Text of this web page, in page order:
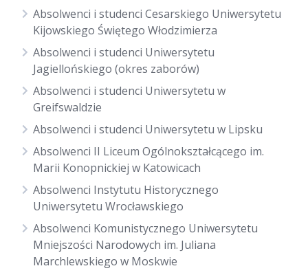
Absolwenci i studenci Cesarskiego Uniwersytetu
Kijowskiego Świętego Włodzimierza
Absolwenci i studenci Uniwersytetu
Jagiellońskiego (okres zaborów)
Absolwenci i studenci Uniwersytetu w
Greifswaldzie
Absolwenci i studenci Uniwersytetu w Lipsku
Absolwenci II Liceum Ogólnokształcącego im.
Marii Konopnickiej w Katowicach
Absolwenci Instytutu Historycznego
Uniwersytetu Wrocławskiego
Absolwenci Komunistycznego Uniwersytetu
Mniejszości Narodowych im. Juliana
Marchlewskiego w Moskwie